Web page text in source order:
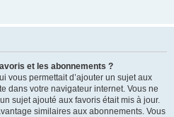
et les abonnements ?
vous permettait d’ajouter un sujet aux
dans votre navigateur internet. Vous ne
sujet ajouté aux favoris était mis à jour.
similaires aux abonnements. Vous